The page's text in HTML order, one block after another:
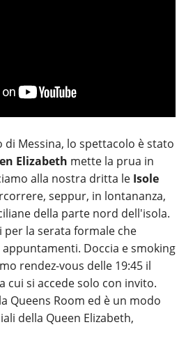
Messina, lo spettacolo è stato
Elizabeth mette la prua in
alla nostra dritta le Isole
seppur, in lontananza,
della parte nord dell'isola.
la serata formale che
Doccia e smoking
rendez-vous delle 19:45 il
a cui si accede solo con invito.
Queens Room ed è un modo
della Queen Elizabeth,